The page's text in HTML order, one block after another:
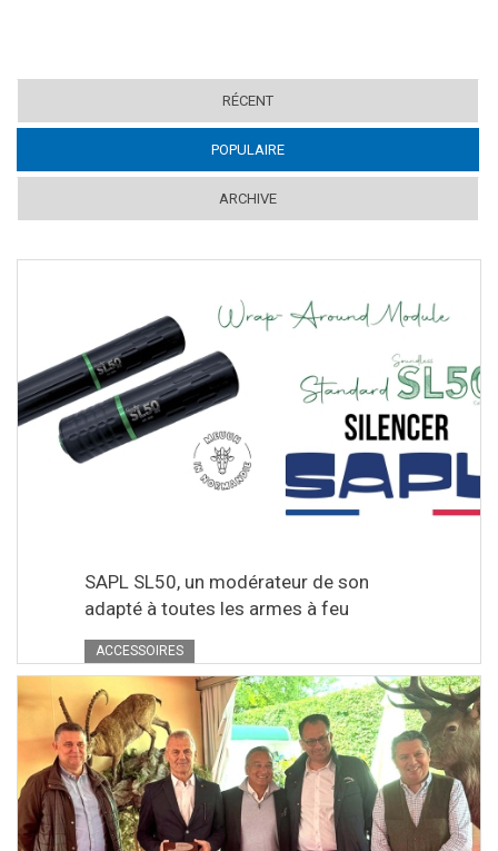
RÉCENT
POPULAIRE
ARCHIVE
SAPL SL50, un modérateur de son
adapté à toutes les armes à feu
ACCESSOIRES